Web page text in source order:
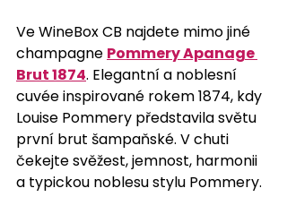
Ve WineBox CB najdete mimo jiné
champagne Pommery Apanage
Brut 1874. Elegantní a noblesní
cuvée inspirované rokem 1874, kdy
Louise Pommery představila světu
první brut šampaňské. V chuti
čekejte svěžest, jemnost, harmonii
a typickou noblesu stylu Pommery.